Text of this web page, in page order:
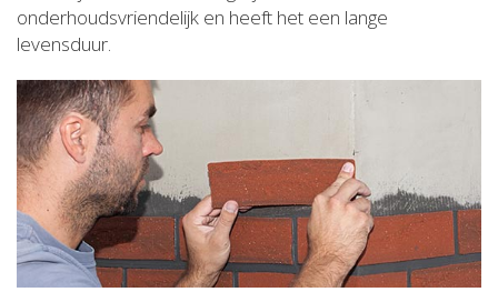
onderhoudsvriendelijk en heeft het een lange
levensduur.